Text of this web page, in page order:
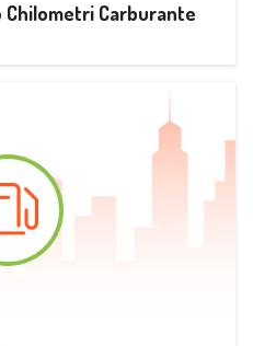
Chilometri Carburante